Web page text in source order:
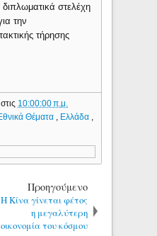
στελέχη
την
τήρησης
στις 10:00:00 π.μ.
Θέματα Ελλάδα
Προηγούμενο
Η Κίνα γίνεται φέτος
η μεγαλύτερη
οικονομία του κόσμου